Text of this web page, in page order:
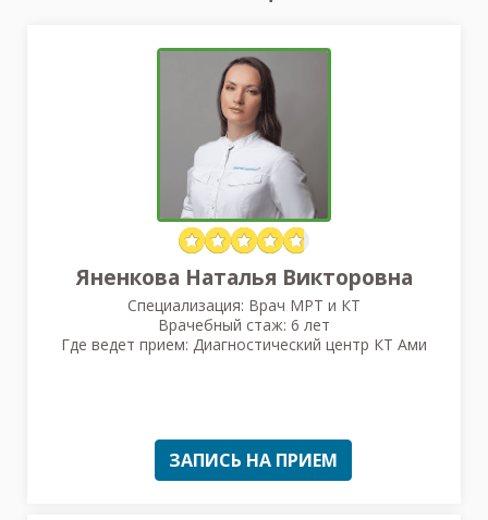
Яненкова Наталья Викторовна
Специализация: Врач МРТ и КТ
Врачебный стаж: 6 лет
Где ведет прием: Диагностический центр КТ Ами
ЗАПИСЬ НА ПРИЕМ